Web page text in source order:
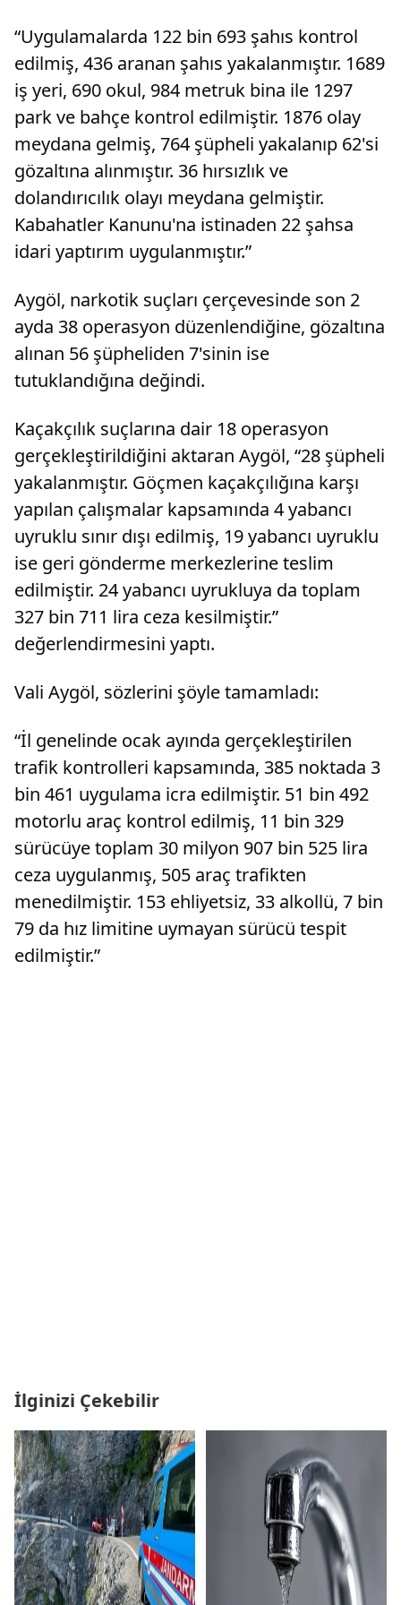
“Uygulamalarda 122 bin 693 şahıs kontrol
edilmiş, 436 aranan şahıs yakalanmıştır. 1689
iş yeri, 690 okul, 984 metruk bina ile 1297
park ve bahçe kontrol edilmiştir. 1876 olay
meydana gelmiş, 764 şüpheli yakalanıp 62'si
gözaltına alınmıştır. 36 hırsızlık ve
dolandırıcılık olayı meydana gelmiştir.
Kabahatler Kanunu'na istinaden 22 şahsa
idari yaptırım uygulanmıştır.”
Aygöl, narkotik suçları çerçevesinde son 2
ayda 38 operasyon düzenlendiğine, gözaltına
alınan 56 şüpheliden 7'sinin ise
tutuklandığına değindi.
Kaçakçılık suçlarına dair 18 operasyon
gerçekleştirildiğini aktaran Aygöl, “28 şüpheli
yakalanmıştır. Göçmen kaçakçılığına karşı
yapılan çalışmalar kapsamında 4 yabancı
uyruklu sınır dışı edilmiş, 19 yabancı uyruklu
ise geri gönderme merkezlerine teslim
edilmiştir. 24 yabancı uyrukluya da toplam
327 bin 711 lira ceza kesilmiştir.”
değerlendirmesini yaptı.
Vali Aygöl, sözlerini şöyle tamamladı:
“İl genelinde ocak ayında gerçekleştirilen
trafik kontrolleri kapsamında, 385 noktada 3
bin 461 uygulama icra edilmiştir. 51 bin 492
motorlu araç kontrol edilmiş, 11 bin 329
sürücüye toplam 30 milyon 907 bin 525 lira
ceza uygulanmış, 505 araç trafikten
menedilmiştir. 153 ehliyetsiz, 33 alkollü, 7 bin
79 da hız limitine uymayan sürücü tespit
edilmiştir.”
İlginizi Çekebilir